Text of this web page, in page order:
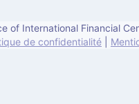
of International Financial
de confidentialité